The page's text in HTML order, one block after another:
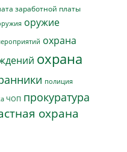
заработной платы
оружие
охрана
охрана
полиция
ЧОП прокуратура
охрана